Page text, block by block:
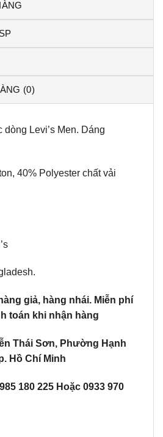
(0)
dòng Levi’s Men. Dáng
40% Polyester chất vải
giả, hàng nhái. Miễn phí
toán khi nhận hàng
Thái Sơn, Phường Hạnh
Hồ Chí Minh
180 225 Hoặc 0933 970